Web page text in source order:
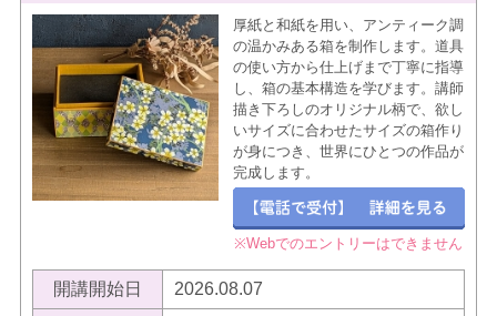
厚紙と和紙を用い、アンティーク調
の温かみある箱を制作します。道具
の使い方から仕上げまで丁寧に指導
し、箱の基本構造を学びます。講師
描き下ろしのオリジナル柄で、欲し
いサイズに合わせたサイズの箱作り
が身につき、世界にひとつの作品が
完成します。
※Webでのエントリーはできません
開講開始日 2026.08.07